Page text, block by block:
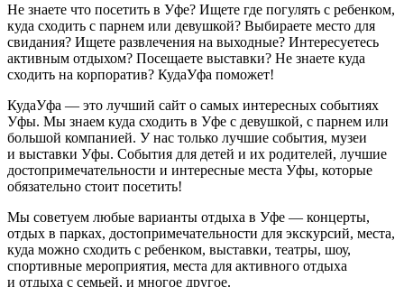
Не знаете что посетить в Уфе? Ищете где погулять с ребенком,
куда сходить с парнем или девушкой? Выбираете место для
свидания? Ищете развлечения на выходные? Интересуетесь
активным отдыхом? Посещаете выставки? Не знаете куда
сходить на корпоратив? КудаУфа поможет!
КудаУфа — это лучший сайт о самых интересных событиях
Уфы. Мы знаем куда сходить в Уфе с девушкой, с парнем или
большой компанией. У нас только лучшие события, музеи
и выставки Уфы. События для детей и их родителей, лучшие
достопримечательности и интересные места Уфы, которые
обязательно стоит посетить!
Мы советуем любые варианты отдыха в Уфе — концерты,
отдых в парках, достопримечательности для экскурсий, места,
куда можно сходить с ребенком, выставки, театры, шоу,
спортивные мероприятия, места для активного отдыха
и отдыха с семьей, и многое другое.